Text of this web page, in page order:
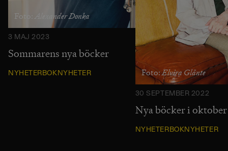
Foto:Alexander Donka
3 MAJ 2023
Sommarens nya böcker
NYHETER BOKNYHETER Foto:Elvira Glänte
30 SEPTEMBER 2022
Nya böcker i
NYHETER BOKNYHETER